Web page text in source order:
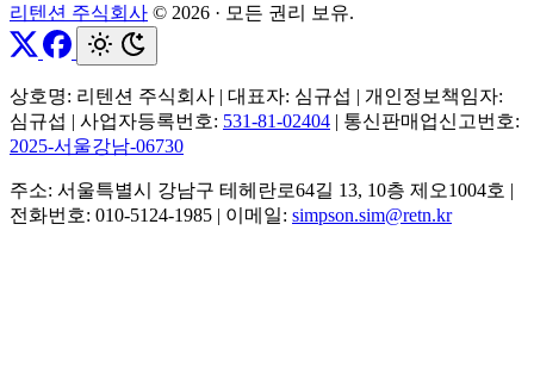
리텐션 주식회사 © 2026 · 모든 권리 보유.
상호명: 리텐션 주식회사 | 대표자: 심규섭 | 개인정보책임자:
심규섭 | 사업자등록번호: 531-81-02404 | 통신판매업신고번호:
2025-서울강남-06730
주소: 서울특별시 강남구 테헤란로64길 13, 10층 제오1004호 |
전화번호: 010-5124-1985 | 이메일: simpson.sim@retn.kr